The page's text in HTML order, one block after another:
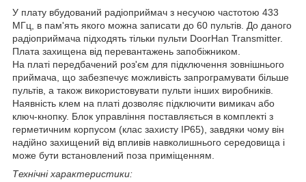
У плату вбудований радіоприймач з несучою частотою 433
МГц, в пам'ять якого можна записати до 60 пультів. До даного
радіоприймача підходять тільки пульти DoorHan Transmitter.
Плата захищена від перевантажень запобіжником.
На платі передбачений роз'єм для підключення зовнішнього
приймача, що забезпечує можливість запрограмувати більше
пультів, а також використовувати пульти інших виробників.
Наявність клем на платі дозволяє підключити вимикач або
ключ-кнопку. Блок управління поставляється в комплекті з
герметичним корпусом (клас захисту IP65), завдяки чому він
надійно захищений від впливів навколишнього середовища і
може бути встановлений поза приміщенням.
Технічні характеристики: